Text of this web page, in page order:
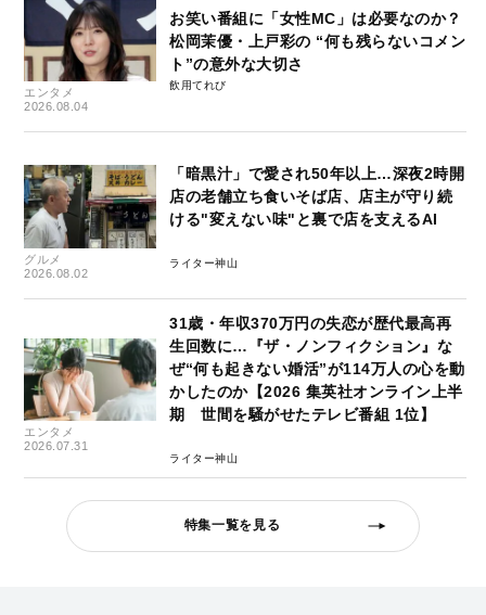
エンタメ
2026.08.04
お笑い番組に「女性MC」は必要なのか？
松岡茉優・上戸彩の “何も残らないコメン
ト”の意外な大切さ
飲用てれび
グルメ
2026.08.02
「暗黒汁」で愛され50年以上…深夜2時開
店の老舗立ち食いそば店、店主が守り続
ける"変えない味"と裏で店を支えるAI
ライター神山
エンタメ
2026.07.31
31歳・年収370万円の失恋が歴代最高再
生回数に…『ザ・ノンフィクション』な
ぜ“何も起きない婚活”が114万人の心を動
かしたのか【2026 集英社オンライン上半
期 世間を騒がせたテレビ番組 1位】
ライター神山
特集一覧を見る